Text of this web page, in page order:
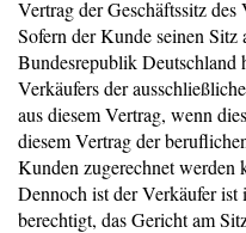
Vertrag der Geschäftssitz des
Sofern der Kunde seinen Sitz
Bundesrepublik Deutschland
Verkäufers der
aus diesem Vertrag, wenn
diesem Vertrag der
Kunden zugerechnet werden
Dennoch ist der Verkäufer ist
berechtigt, das Gericht am